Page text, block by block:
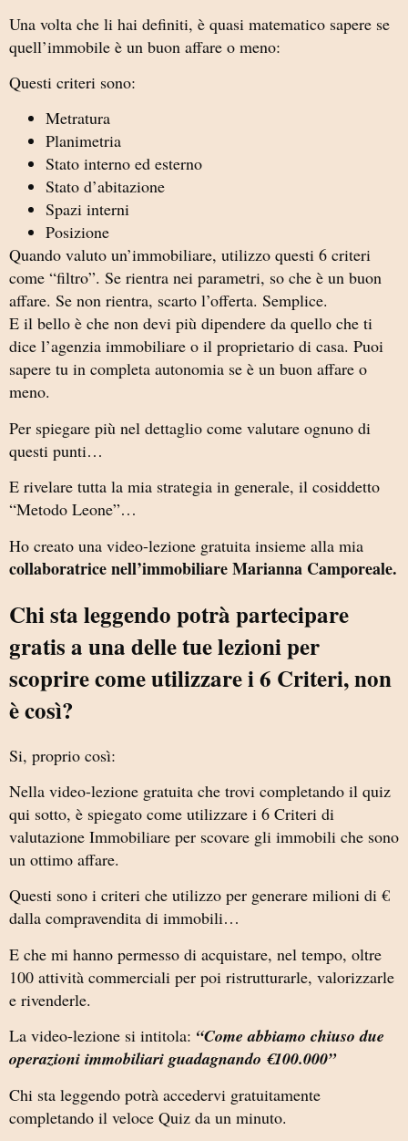
Una volta che li hai definiti, è quasi matematico sapere se
quell’immobile è un buon affare o meno:
Questi criteri sono:
Metratura
Planimetria
Stato interno ed esterno
Stato d’abitazione
Spazi interni
Posizione
Quando valuto un’immobiliare, utilizzo questi 6 criteri
come “filtro”. Se rientra nei parametri, so che è un buon
affare. Se non rientra, scarto l’offerta. Semplice.
E il bello è che non devi più dipendere da quello che ti
dice l’agenzia immobiliare o il proprietario di casa. Puoi
sapere tu in completa autonomia se è un buon affare o
meno.
Per spiegare più nel dettaglio come valutare ognuno di
questi punti…
E rivelare tutta la mia strategia in generale, il cosiddetto
“Metodo Leone”…
Ho creato una video-lezione gratuita insieme alla mia
collaboratrice nell’immobiliare Marianna Camporeale.
Chi sta leggendo potrà partecipare
gratis a una delle tue lezioni per
scoprire come utilizzare i 6 Criteri, non
è così?
Si, proprio così:
Nella video-lezione gratuita che trovi completando il quiz
qui sotto, è spiegato come utilizzare i 6 Criteri di
valutazione Immobiliare per scovare gli immobili che sono
un ottimo affare.
Questi sono i criteri che utilizzo per generare milioni di €
dalla compravendita di immobili…
E che mi hanno permesso di acquistare, nel tempo, oltre
100 attività commerciali per poi ristrutturarle, valorizzarle
e rivenderle.
La video-lezione si intitola: “Come abbiamo chiuso due
operazioni immobiliari guadagnando €100.000”
Chi sta leggendo potrà accedervi gratuitamente
completando il veloce Quiz da un minuto.